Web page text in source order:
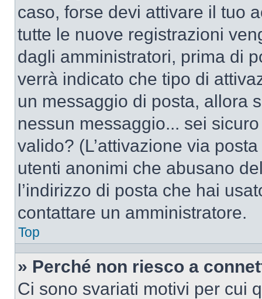
caso, forse devi attivare il tuo
tutte le nuove registrazioni
dagli amministratori, prima di
verrà indicato che tipo di
un messaggio di posta, allora
nessun messaggio... sei
valido? (L’attivazione via
utenti anonimi che abusano
l’indirizzo di posta che hai
contattare un amministratore.
Top
» Perché non riesco a
Ci sono svariati motivi per cui